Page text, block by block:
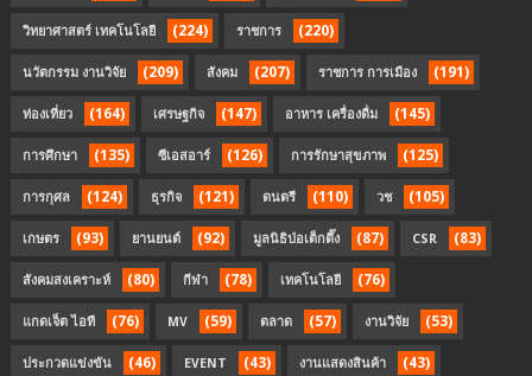
วิทยาศาสตร์ เทคโนโลยี (224) ราชการ (220)
นวัตกรรม งานวิจัย (209) สังคม (207) ราชการ การเมือง (191)
ท่องเที่ยว (164) เศรษฐกิจ (147) อาหาร เครื่องดื่ม (145)
การศึกษา (135) ซีเอสอาร์ (126) การรักษาสุขภาพ (125)
การกุศล (124) ธุรกิจ (121) ดนตรี (110) วช (105)
เกษตร (93) ยานยนต์ (92) มูลนิธิป่อเต็กตึ๊ง (87) CSR (83)
สังคมสงเคราะห์ (80) กีฬา (78) เทคโนโลยี (76)
แกดเจ็ต ไอที (76) MV (59) ตลาด (57) งานวิจัย (53)
ประกวดแข่งขัน (46) EVENT (43) งานแสดงสินค้า (43)